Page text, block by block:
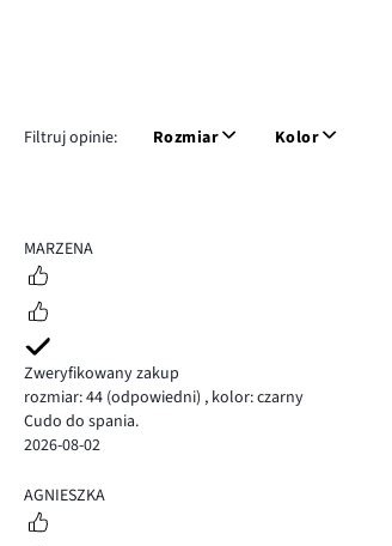
Filtruj opinie: Rozmiar Kolor
5
MARZENA
Zweryfikowany zakup
rozmiar: 44 (odpowiedni) , kolor: czarny
Cudo do spania.
2026-08-02
5
AGNIESZKA